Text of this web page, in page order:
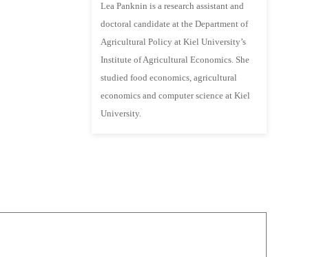
Lea Panknin is a research assistant and
doctoral candidate at the Department of
Agricultural Policy at Kiel University’s
Institute of Agricultural Economics. She
studied food economics, agricultural
economics and computer science at Kiel
University.